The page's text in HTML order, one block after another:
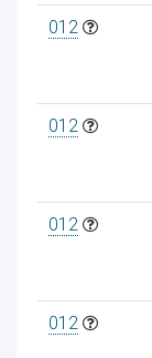
012
012
012
012